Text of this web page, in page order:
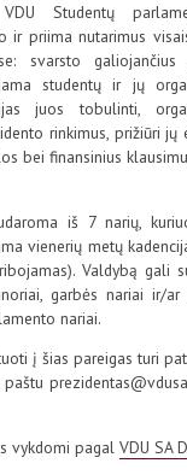
Studentų
ir priima nutarimus
svarsto galiojančius
studentų ir jų
juos tobulinti,
rinkimus, prižiūri jų
bei finansinius
iš 7 narių,
vienerių metų
Valdybą gali
garbės nariai ir/
nariai.
į šias pareigas turi
vykdomi pagal VDU SA